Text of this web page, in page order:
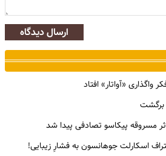
ارسال دیدگاه
برگشت
مسروقه پیکاسو تصادفی پیدا شد
اسکارلت جوهانسون به فشارِ زیبایی!